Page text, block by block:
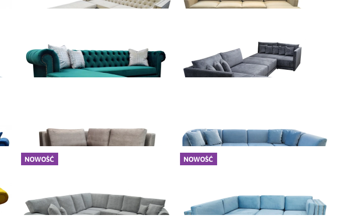
Dodaj do koszyka
5 070,00 zł
Dodaj do koszyka
Dodaj do koszyka Dodaj do koszyka
NOWOŚĆ
Dodaj do koszyka
NOWOŚĆ
Narożnik modułowy Bolonia
Dodaj do koszyka